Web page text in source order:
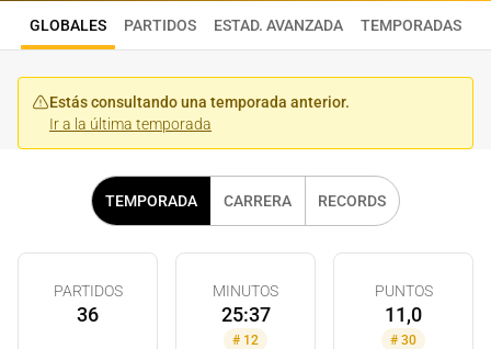
GLOBALES PARTIDOS ESTAD. AVANZADA TEMPORADAS
Estás consultando una temporada anterior.
Ir a la última temporada
TEMPORADA CARRERA RECORDS
PARTIDOS
36
MINUTOS
25:37
# 12
PUNTOS
11,0
# 30